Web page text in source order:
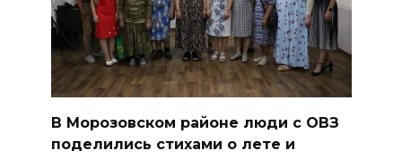
В Морозовском районе люди с ОВЗ
поделились стихами о лете и